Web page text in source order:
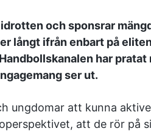
och sponsrar
långt ifrån enbart på
har pratat
ser ut.
ungdomar att kunna
att de rör på